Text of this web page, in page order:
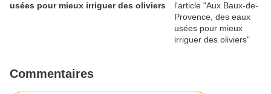
usées pour mieux irriguer des oliviers
Commentaires